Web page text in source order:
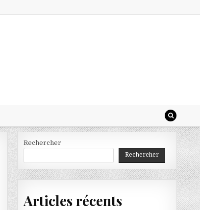
Rechercher
Rechercher
Articles récents